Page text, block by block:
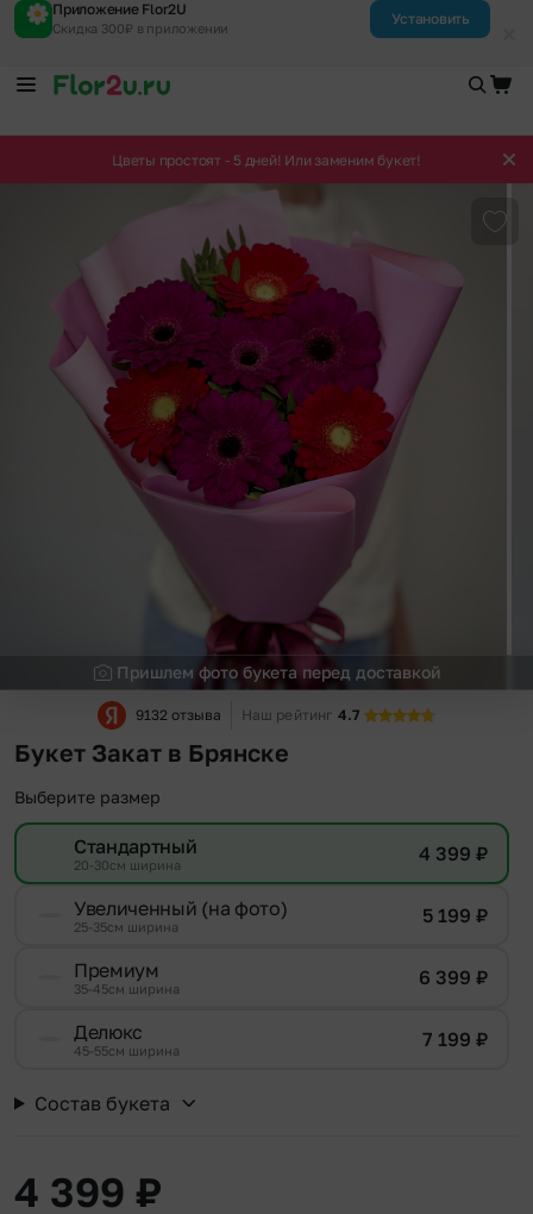
Приложение Flor2U
Скидка 300₽ в приложении
Установить
Цветы простоят - 5 дней! Или заменим букет!
Пришлем фото букета перед доставкой
9132 отзыва Наш рейтинг 4.7
Букет Закат в Брянске
Выберите размер
Стандартный
20-30см ширина 4 399 ₽
Увеличенный (на фото)
25-35см ширина 5 199 ₽
Премиум
35-45см ширина 6 399 ₽
Делюкс
45-55см ширина 7 199 ₽
Состав букета
4 399 ₽